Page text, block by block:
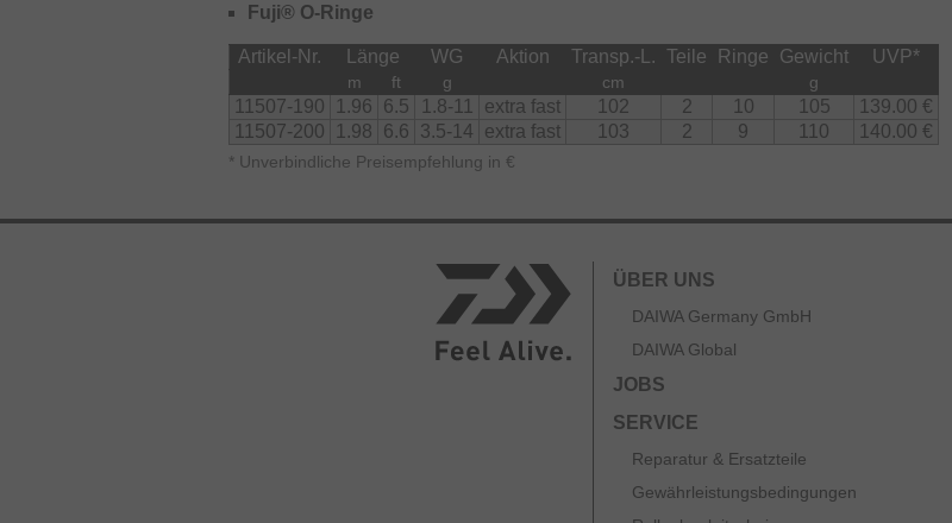
Fuji® O-Ringe
Artikel-Nr. Länge WG Aktion Transp.-L. Teile Ringe Gewicht UVP*
m ft g cm g
11507-190 1.96 6.5 1.8-11 extra fast 102 2 10 105
139.00 €
11507-200
1.98 6.6 3.5-14 extra fast 103 2 9 110 140.00 €
* Unverbindliche Preisempfehlung in €
ÜBER UNS
DAIWA Germany GmbH
DAIWA Global
JOBS
SERVICE
Reparatur & Ersatzteile
Gewährleistungsbedingungen